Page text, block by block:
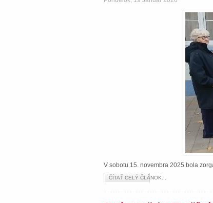
V sobotu 15. novembra 2025 bola
ČÍTAŤ CELÝ ČLÁNOK...